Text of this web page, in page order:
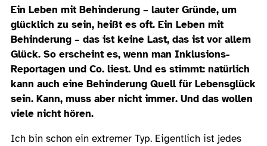
Ein Leben mit Behinderung – lauter Gründe, um
glücklich zu sein, heißt es oft. Ein Leben mit
Behinderung – das ist keine Last, das ist vor allem
Glück. So erscheint es, wenn man Inklusions-
Reportagen und Co. liest. Und es stimmt: natürlich
kann auch eine Behinderung Quell für Lebensglück
sein. Kann, muss aber nicht immer. Und das wollen
viele nicht hören.
Ich bin schon ein extremer Typ. Eigentlich ist jedes